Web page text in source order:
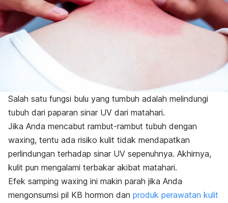
Salah satu fungsi bulu yang tumbuh adalah melindungi
tubuh dari paparan sinar UV dari matahari.
Jika Anda mencabut rambut-rambut tubuh dengan
waxing, tentu ada risiko kulit tidak mendapatkan
perlindungan terhadap sinar UV sepenuhnya. Akhirnya,
kulit pun mengalami terbakar akibat matahari.
Efek samping waxing ini makin parah jika Anda
mengonsumsi pil KB hormon dan produk perawatan kulit